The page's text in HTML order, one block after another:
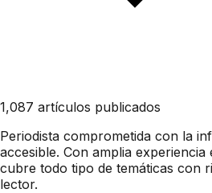
1,087 artículos publicados
Periodista comprometida con la
accesible. Con amplia experiencia
cubre todo tipo de temáticas con
lector.